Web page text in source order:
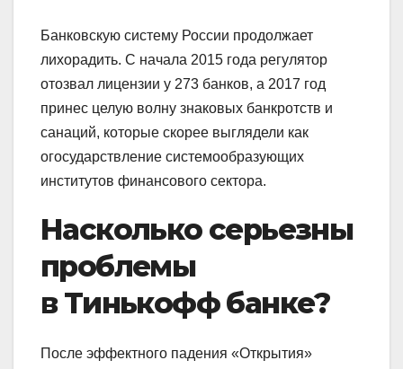
Банковскую систему России продолжает
лихорадить. С начала 2015 года регулятор
отозвал лицензии у 273 банков, а 2017 год
принес целую волну знаковых банкротств и
санаций, которые скорее выглядели как
огосударствление системообразующих
институтов финансового сектора.
Насколько серьезны
проблемы
в Тинькофф банке?
После эффектного падения «Открытия»